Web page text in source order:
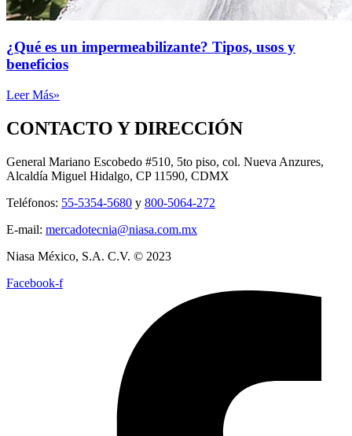
¿Qué es un impermeabilizante? Tipos, usos y
beneficios
Leer Más»
CONTACTO Y DIRECCIÓN
General Mariano Escobedo #510, 5to piso, col. Nueva Anzures,
Alcaldía Miguel Hidalgo, CP 11590, CDMX
Teléfonos: 55-5354-5680 y 800-5064-272
E-mail: mercadotecnia@niasa.com.mx
Niasa México, S.A. C.V. © 2023
Facebook-f